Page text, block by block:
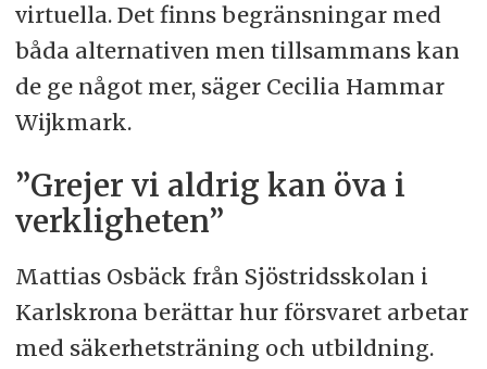
virtuella. Det finns begränsningar med
båda alternativen men tillsammans kan
de ge något mer, säger Cecilia Hammar
Wijkmark.
”Grejer vi aldrig kan öva i
verkligheten”
Mattias Osbäck från Sjöstridsskolan i
Karlskrona berättar hur försvaret arbetar
med säkerhetsträning och utbildning.